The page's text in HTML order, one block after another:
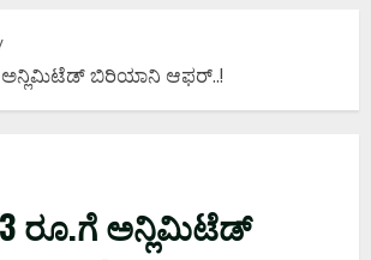
ಅನ್ಲಿಮಿಟೆಡ್ ಬಿರಿಯಾನಿ ಆಫರ್..!
3 ರೂ.ಗೆ ಅನ್ಲಿಮಿಟೆಡ್